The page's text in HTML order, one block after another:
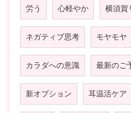
労う 心軽やか 横須賀
ネガティブ思考 モヤモヤ
カラダへの意識 最新のご
新オプション 耳温活ケア